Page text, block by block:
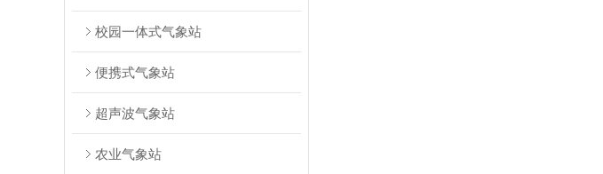
校园一体式气象站
便携式气象站
超声波气象站
农业气象站